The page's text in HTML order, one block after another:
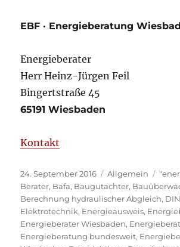
EBF · Energieberatung
Energieberater
Herr Heinz-Jürgen Feil
Bingertstraße 45
65191 Wiesbaden
Kontakt
Veröffentlicht
am
24. September 2016 Kategorien
Allgemein
Berater, Bafa, Baugutachter,
Berechnung hydraulischer Abgleich,
Elektrotechnik, Energieausweis,
Energieberater Wiesbaden,
Energieberatung bundesweit,